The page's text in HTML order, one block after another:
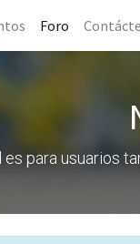
Foro
es para usuarios